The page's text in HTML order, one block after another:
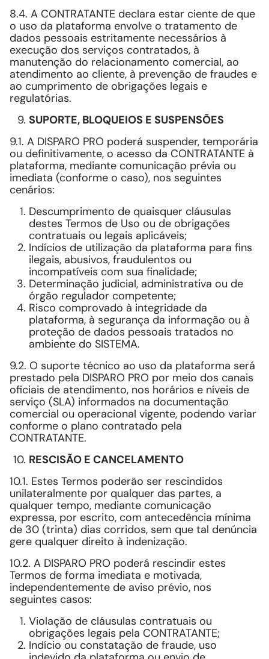
8.4. A CONTRATANTE declara estar ciente de que
o uso da plataforma envolve o tratamento de
dados pessoais estritamente necessários à
execução dos serviços contratados, à
manutenção do relacionamento comercial, ao
atendimento ao cliente, à prevenção de fraudes e
ao cumprimento de obrigações legais e
regulatórias.
SUPORTE, BLOQUEIOS E SUSPENSÕES
9.1. A DISPARO PRO poderá suspender, temporária
ou definitivamente, o acesso da CONTRATANTE à
plataforma, mediante comunicação prévia ou
imediata (conforme o caso), nos seguintes
cenários:
Descumprimento de quaisquer cláusulas
destes Termos de Uso ou de obrigações
contratuais ou legais aplicáveis;
Indícios de utilização da plataforma para fins
ilegais, abusivos, fraudulentos ou
incompatíveis com sua finalidade;
Determinação judicial, administrativa ou de
órgão regulador competente;
Risco comprovado à integridade da
plataforma, à segurança da informação ou à
proteção de dados pessoais tratados no
ambiente do SISTEMA.
9.2. O suporte técnico ao uso da plataforma será
prestado pela DISPARO PRO por meio dos canais
oficiais de atendimento, nos horários e níveis de
serviço (SLA) informados na documentação
comercial ou operacional vigente, podendo variar
conforme o plano contratado pela
CONTRATANTE.
RESCISÃO E CANCELAMENTO
10.1. Estes Termos poderão ser rescindidos
unilateralmente por qualquer das partes, a
qualquer tempo, mediante comunicação
expressa, por escrito, com antecedência mínima
de 30 (trinta) dias corridos, sem que tal denúncia
gere qualquer direito à indenização.
10.2. A DISPARO PRO poderá rescindir estes
Termos de forma imediata e motivada,
independentemente de aviso prévio, nos
seguintes casos:
Violação de cláusulas contratuais ou
obrigações legais pela CONTRATANTE;
Indício ou constatação de fraude, uso